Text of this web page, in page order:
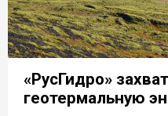
«РусГидро»
геотермальную